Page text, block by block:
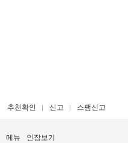
추천확인 신고 스팸신고
메뉴 인장보기